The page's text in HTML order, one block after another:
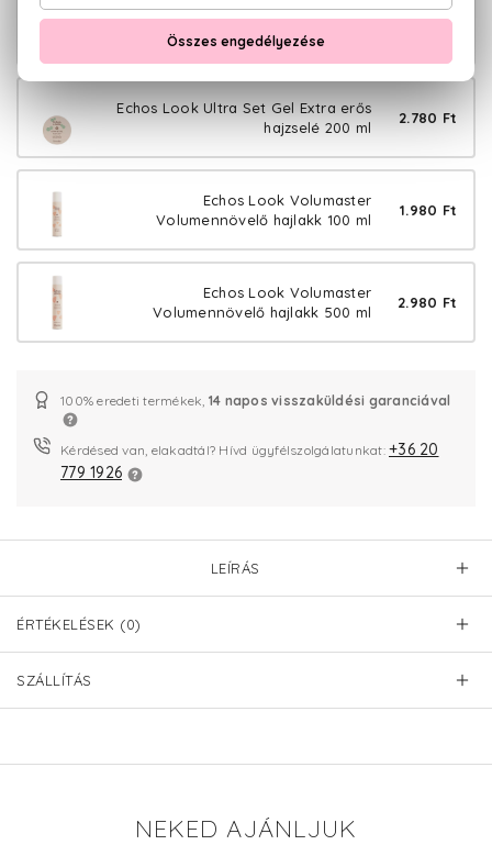
Echos Look Twister Cream Göndörítő
krém 225 ml
3.280 Ft
Echos Look Ultra Set Gel Extra erős
hajzselé 200 ml
2.780 Ft
Echos Look Volumaster
Volumennövelő hajlakk 100 ml
1.980 Ft
Echos Look Volumaster
Volumennövelő hajlakk 500 ml
2.980 Ft
100% eredeti termékek, 14 napos visszaküldési garanciával
Kérdésed van, elakadtál? Hívd ügyfélszolgálatunkat: +36 20
779 1926
LEÍRÁS
ÉRTÉKELÉSEK (0)
SZÁLLÍTÁS
NEKED AJÁNLJUK